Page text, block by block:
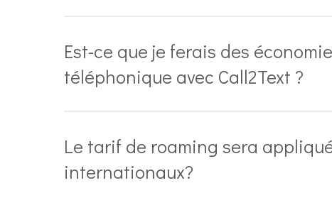
Est-ce que je ferais des
téléphonique avec Call2Text ?
Le tarif de roaming sera
internationaux?